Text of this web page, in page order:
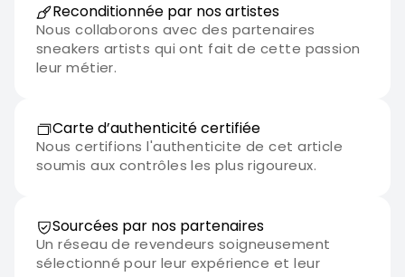
Reconditionnée par nos artistes
Nous collaborons avec des partenaires
sneakers artists qui ont fait de cette passion
leur métier.
Carte d’authenticité certifiée
Nous certifions l'authenticite de cet article
soumis aux contrôles les plus rigoureux.
Sourcées par nos partenaires
Un réseau de revendeurs soigneusement
sélectionné pour leur expérience et leur